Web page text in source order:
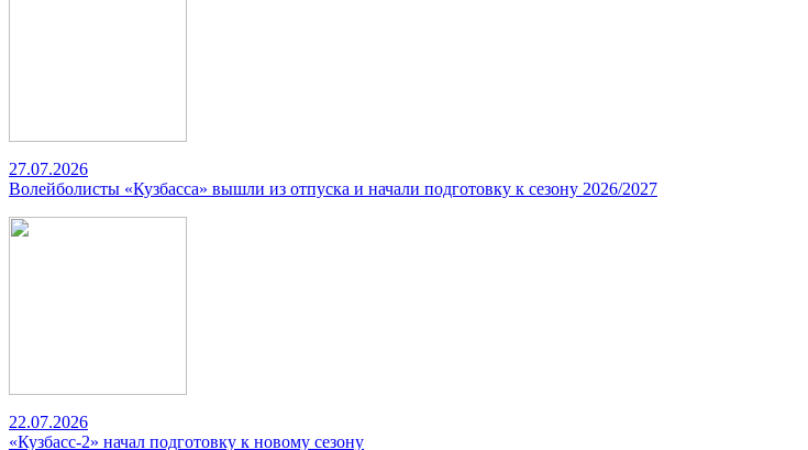
27.07.2026
Волейболисты «Кузбасса» вышли из отпуска и начали подготовку к сезону 2026/2027
22.07.2026
«Кузбасс-2» начал подготовку к новому сезону